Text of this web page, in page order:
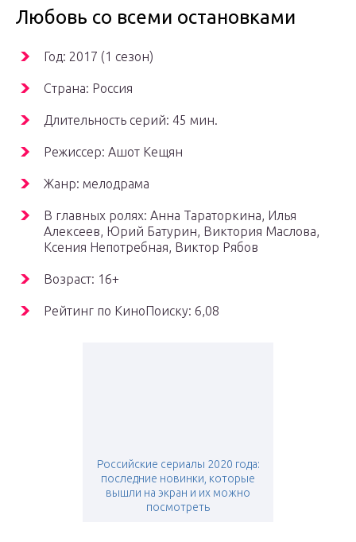
Любовь со всеми остановками
Год: 2017 (1 сезон)
Страна: Россия
Длительность серий: 45 мин.
Режиссер: Ашот Кещян
Жанр: мелодрама
В главных ролях: Анна Тараторкина, Илья
Алексеев, Юрий Батурин, Виктория Маслова,
Ксения Непотребная, Виктор Рябов
Возраст: 16+
Рейтинг по КиноПоиску: 6,08
Российские сериалы 2020 года:
последние новинки, которые
вышли на экран и их можно
посмотреть